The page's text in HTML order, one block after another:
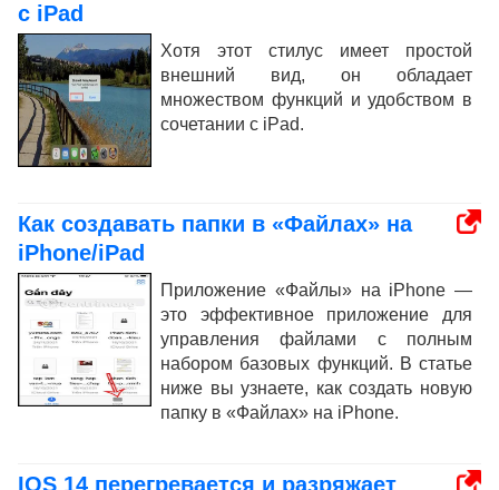
с iPad
Хотя этот стилус имеет простой
внешний вид, он обладает
множеством функций и удобством в
сочетании с iPad.
Как создавать папки в «Файлах» на
iPhone/iPad
Приложение «Файлы» на iPhone —
это эффективное приложение для
управления файлами с полным
набором базовых функций. В статье
ниже вы узнаете, как создать новую
папку в «Файлах» на iPhone.
IOS 14 перегревается и разряжает